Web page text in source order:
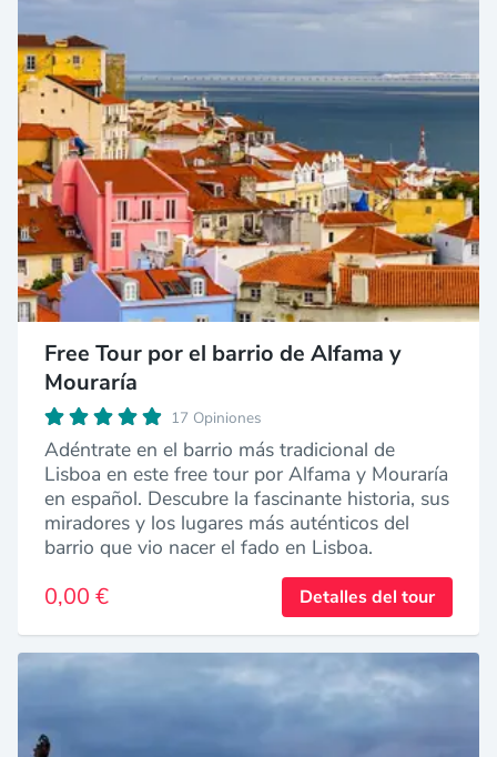
Free Tour por el barrio de Alfama y
Mouraría
17 Opiniones
Adéntrate en el barrio más tradicional de
Lisboa en este free tour por Alfama y Mouraría
en español. Descubre la fascinante historia, sus
miradores y los lugares más auténticos del
barrio que vio nacer el fado en Lisboa.
0,00 € Detalles del tour